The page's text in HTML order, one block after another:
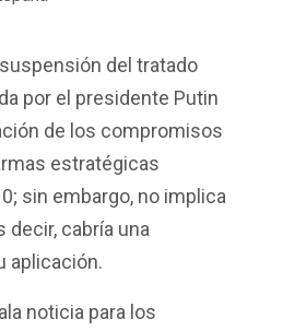
del tratado
por el presidente Putin
de los compromisos
estratégicas
sin embargo, no implica
decir, cabría una
aplicación.
noticia para los